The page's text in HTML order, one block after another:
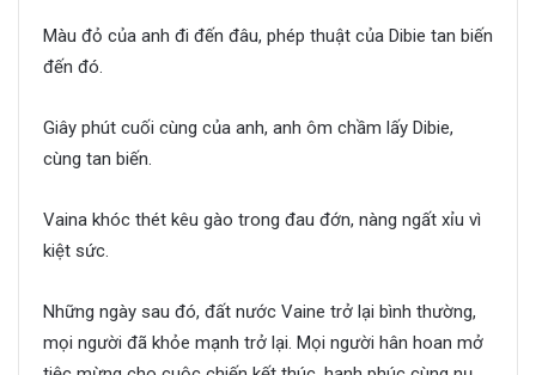
Màu đỏ của anh đi đến đâu, phép thuật của Dibie tan biến
đến đó.
Giây phút cuối cùng của anh, anh ôm chầm lấy Dibie,
cùng tan biến.
Vaina khóc thét kêu gào trong đau đớn, nàng ngất xỉu vì
kiệt sức.
Những ngày sau đó, đất nước Vaine trở lại bình thường,
mọi người đã khỏe mạnh trở lại. Mọi người hân hoan mở